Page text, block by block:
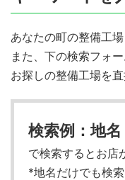
あなたの町の整備工
また、下の検索フォ
お探しの整備工場を
検索例：地
で検索するとお店
*地名だけでも検索